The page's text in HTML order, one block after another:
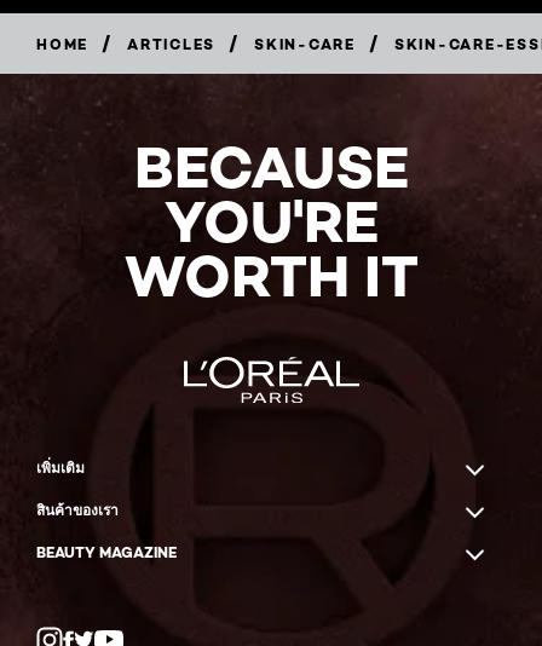
HOME / ARTICLES / SKIN-CARE / SKIN-CARE-
BECAUSE
YOU'RE
WORTH IT
เพิ่มเติม
สินค้าของเรา
BEAUTY MAGAZINE